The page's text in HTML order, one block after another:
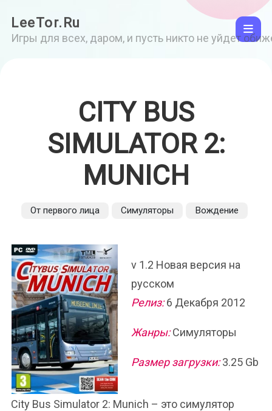
LeeTor.Ru
Игры для всех, даром, и пусть никто не уйдет
CITY BUS
SIMULATOR 2:
MUNICH
От первого лица Симуляторы Вождение
v 1.2 Новая версия на
русском
Релиз:6 Декабря 2012
Жанры:Симуляторы
Размер загрузки:3.25 Gb
City Bus Simulator 2: Munich – это симулятор